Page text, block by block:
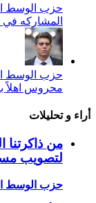
حزب الوسط
المشاركه في
حزب الوسط
محروس اهلاً
أراء و تحليلات
لتصويب
حزب الوسط